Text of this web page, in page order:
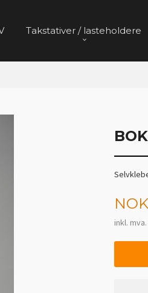
Takstativer / lasteholdere
Pris
NOK
inkl. mva.